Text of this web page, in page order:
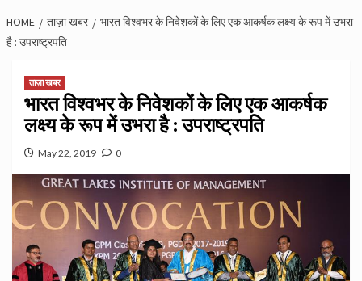
HOME ताज़ा खबर
भारत विश्‍वभर के निवेशकों के लिए एक आकर्षक लक्ष्य के रूप में उभरा
है : उपराष्ट्रपति
ताज़ा खबर
भारत विश्‍वभर के निवेशकों के लिए एक आकर्षक
लक्ष्य के रूप में उभरा है : उपराष्ट्रपति
May 22, 2019 0